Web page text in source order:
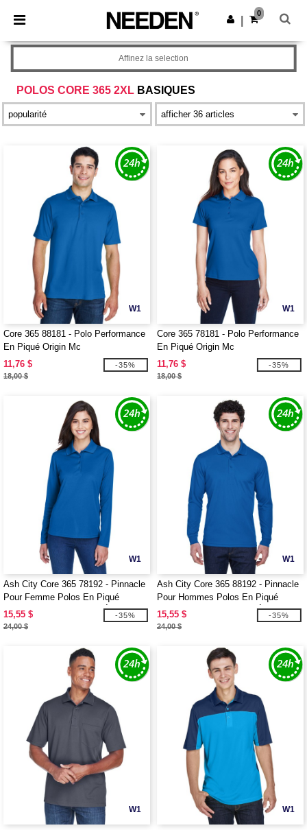
× Appli Needen
Meilleurs prix sur l’app !
Obtenir l'appli
0
POLOS CORE 365 2XL BASIQUES
Affinez la selection
W1
Core 365 88181 - Polo Performance
En Piqué Origin Mc
11,76 $
18,00 $
-35%
W1
Core 365 78181 - Polo Performance
En Piqué Origin Mc
11,76 $
18,00 $
-35%
W1
Ash City Core 365 78192 - Pinnacle
Pour Femme Polos En Piqué
Performance Core 365™ À Manches
Longues
15,55 $
24,00 $
-35%
W1
Ash City Core 365 88192 - Pinnacle
Pour Hommes Polos En Piqué
Performance Core 365™ À Manches
Longues
15,55 $
24,00 $
-35%
W1 W1